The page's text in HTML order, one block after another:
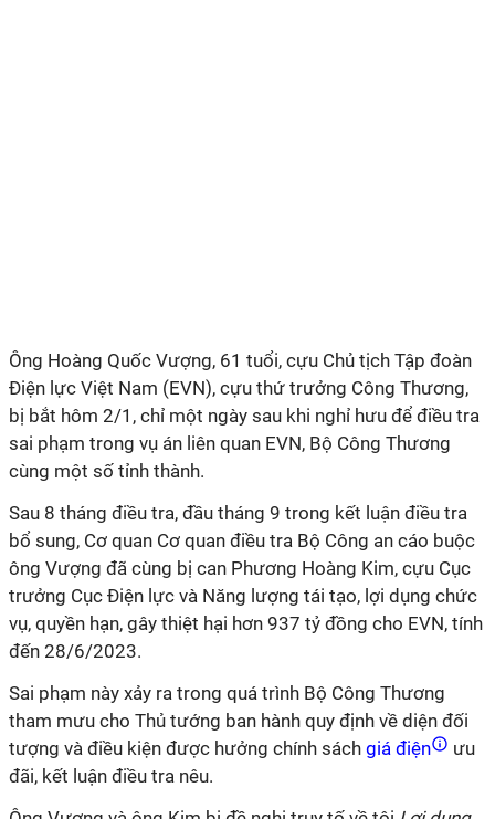
Ông Hoàng Quốc Vượng, 61 tuổi, cựu Chủ tịch Tập đoàn
Điện lực Việt Nam (EVN), cựu thứ trưởng Công Thương,
bị bắt hôm 2/1, chỉ một ngày sau khi nghỉ hưu để điều tra
sai phạm trong vụ án liên quan EVN, Bộ Công Thương
cùng một số tỉnh thành.
Sau 8 tháng điều tra, đầu tháng 9 trong kết luận điều tra
bổ sung, Cơ quan Cơ quan điều tra Bộ Công an cáo buộc
ông Vượng đã cùng bị can Phương Hoàng Kim, cựu Cục
trưởng Cục Điện lực và Năng lượng tái tạo, lợi dụng chức
vụ, quyền hạn, gây thiệt hại hơn 937 tỷ đồng cho EVN, tính
đến 28/6/2023.
Sai phạm này xảy ra trong quá trình Bộ Công Thương
tham mưu cho Thủ tướng ban hành quy định về diện đối
tượng và điều kiện được hưởng chính sách giá điện
ưu
đãi, kết luận điều tra nêu.